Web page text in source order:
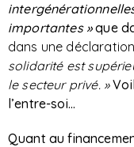
importantes »que
dans une
solidarité est
le secteur privé. »
l’entre-soi…
Quant au